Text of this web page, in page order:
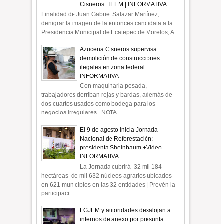
Cisneros: TEEM | INFORMATIVA
Finalidad de Juan Gabriel Salazar Martínez,
denigrar la imagen de la entonces candidata a la
Presidencia Municipal de Ecatepec de Morelos, A...
Azucena Cisneros supervisa
demolición de construcciones
ilegales en zona federal
INFORMATIVA
Con maquinaria pesada,
trabajadores derriban rejas y bardas, además de
dos cuartos usados como bodega para los
negocios irregulares NOTA ...
El 9 de agosto inicia Jornada
Nacional de Reforestación:
presidenta Sheinbaum +Video
INFORMATIVA
La Jornada cubrirá 32 mil 184
hectáreas de mil 632 núcleos agrarios ubicados
en 621 municipios en las 32 entidades | Prevén la
participaci...
FGJEM y autoridades desalojan a
internos de anexo por presunta